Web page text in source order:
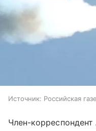
Источник: Российская
Член-